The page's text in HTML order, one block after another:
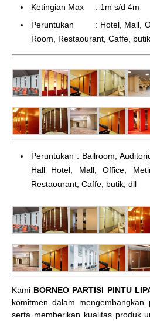
Ketingian Max : 1m s/d 4m
Peruntukan : Hotel, Mall,
Room, Restaourant, Caffe,
Peruntukan : Ballroom,
Hall Hotel, Mall, Office,
Restaourant, Caffe, butik, dll
Kami BORNEO PARTISI PINTU
komitmen dalam mengembangkan
serta memberikan kualitas produk